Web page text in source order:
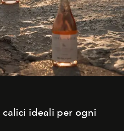
ideali per ogni